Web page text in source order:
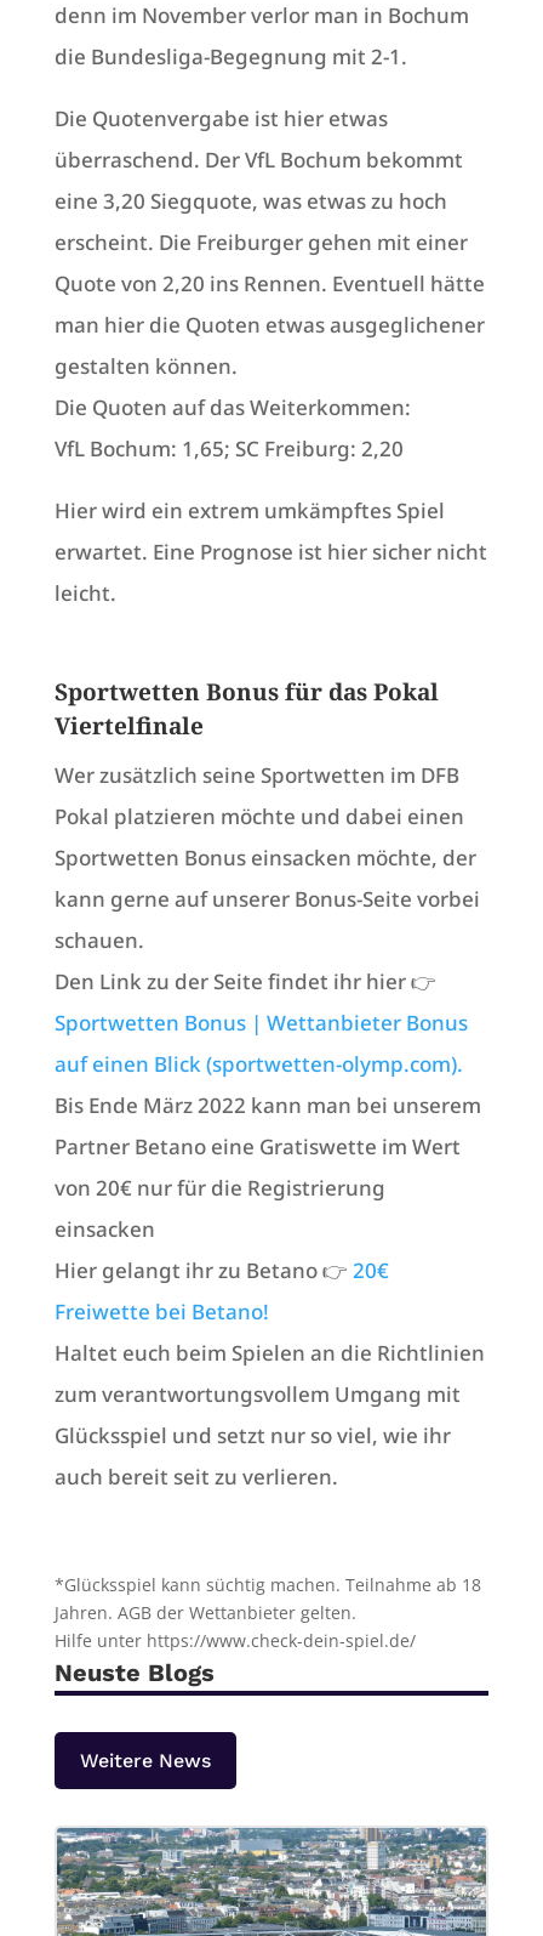
denn im November verlor man in Bochum
die Bundesliga-Begegnung mit 2-1.
Die Quotenvergabe ist hier etwas
überraschend. Der VfL Bochum bekommt
eine 3,20 Siegquote, was etwas zu hoch
erscheint. Die Freiburger gehen mit einer
Quote von 2,20 ins Rennen. Eventuell hätte
man hier die Quoten etwas ausgeglichener
gestalten können.
Die Quoten auf das Weiterkommen:
VfL Bochum: 1,65; SC Freiburg: 2,20
Hier wird ein extrem umkämpftes Spiel
erwartet. Eine Prognose ist hier sicher nicht
leicht.
Sportwetten Bonus für das Pokal
Viertelfinale
Wer zusätzlich seine Sportwetten im DFB
Pokal platzieren möchte und dabei einen
Sportwetten Bonus einsacken möchte, der
kann gerne auf unserer Bonus-Seite vorbei
schauen.
Den Link zu der Seite findet ihr hier 👉
Sportwetten Bonus | Wettanbieter Bonus
auf einen Blick (sportwetten-olymp.com).
Bis Ende März 2022 kann man bei unserem
Partner Betano eine Gratiswette im Wert
von 20€ nur für die Registrierung
einsacken
Hier gelangt ihr zu Betano 👉 20€
Freiwette bei Betano!
Haltet euch beim Spielen an die Richtlinien
zum verantwortungsvollem Umgang mit
Glücksspiel und setzt nur so viel, wie ihr
auch bereit seit zu verlieren.
*Glücksspiel kann süchtig machen. Teilnahme ab 18
Jahren. AGB der Wettanbieter gelten.
Hilfe unter https://www.check-dein-spiel.de/
Neuste Blogs
Weitere News